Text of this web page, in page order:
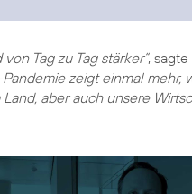
Tag zu Tag stärker“, sagte
zeigt einmal mehr,
aber auch unsere